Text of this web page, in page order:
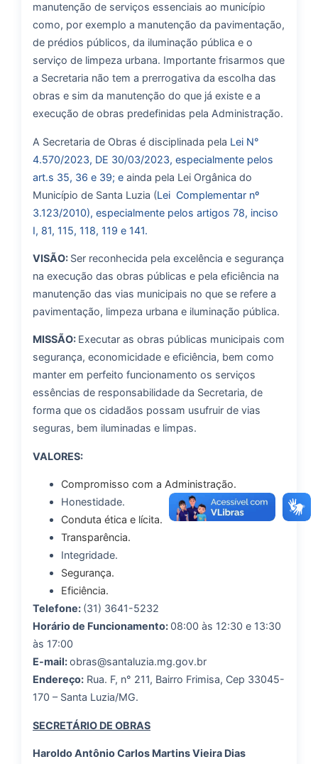
manutenção de serviços essenciais ao município
como, por exemplo a manutenção da pavimentação,
de prédios públicos, da iluminação pública e o
serviço de limpeza urbana. Importante frisarmos que
a Secretaria não tem a prerrogativa da escolha das
obras e sim da manutenção do que já existe e a
execução de obras predefinidas pela Administração.
A Secretaria de Obras é disciplinada pela Lei N°
4.570/2023, DE 30/03/2023, especialmente pelos
art.s 35, 36 e 39; e ainda pela Lei Orgânica do
Município de Santa Luzia (Lei Complementar nº
3.123/2010), especialmente pelos artigos 78, inciso
I, 81, 115, 118, 119 e 141.
VISÃO: Ser reconhecida pela excelência e segurança
na execução das obras públicas e pela eficiência na
manutenção das vias municipais no que se refere a
pavimentação, limpeza urbana e iluminação pública.
MISSÃO: Executar as obras públicas municipais com
segurança, economicidade e eficiência, bem como
manter em perfeito funcionamento os serviços
essências de responsabilidade da Secretaria, de
forma que os cidadãos possam usufruir de vias
seguras, bem iluminadas e limpas.
VALORES:
Compromisso com a Administração.
Honestidade.
Conduta ética e lícita.
Transparência.
Integridade.
Segurança.
Eficiência.
Telefone: (31) 3641-5232
Horário de Funcionamento:08:00 às 12:30 e 13:30
às 17:00
E-mail:obras@santaluzia.mg.gov.br
Endereço: Rua. F, n° 211, Bairro Frimisa, Cep 33045-
170 – Santa Luzia/MG.
SECRETÁRIO DE OBRAS
Haroldo Antônio Carlos Martins Vieira Dias